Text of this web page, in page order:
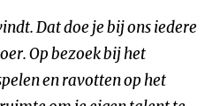
Dat doe je bij ons iedere
Op bezoek bij het
en ravotten op het